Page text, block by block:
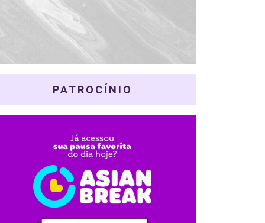
PATROCÍNIO